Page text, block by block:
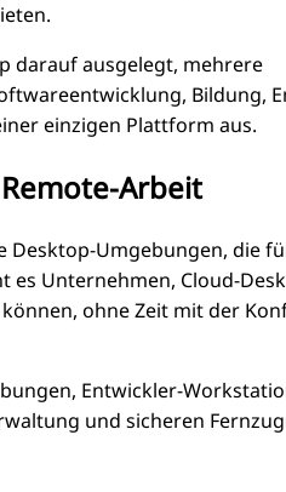
darauf ausgelegt, mehrere
Bildung,
einzigen Plattform aus.
Arbeit
Umgebungen, die
es Unternehmen, Cloud-
ohne Zeit mit der
Entwickler-
und sicheren